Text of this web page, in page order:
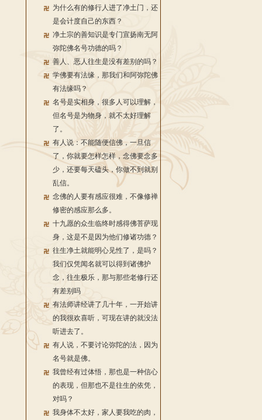
为什么有的修行人进了净土门，还
是会计度自己的东西？
净土宗的善知识是专门宣扬南无阿
弥陀佛名号功德的吗？
善人、恶人往生是没有差别的吗？
学佛要有法缘，那我们和阿弥陀佛
有法缘吗？
名号是实相身，很多人可以理解，
但名号是为物身，就不太好理解
了。
有人说：不能随便信佛，一旦信
了，你就要怎样怎样，念佛要念多
少，还要每天磕头，你做不到就别
乱信。
念佛的人要有感应很难，不像修禅
修密的感应那么多。
十九愿的众生临终时感得佛菩萨现
身，这是不是因为他们修诸功德？
往生净土就能明心见性了，是吗？
我们仅凭闻名就可以得到诸佛护
念，往生极乐，那与那些老修行还
有差别吗
有法师讲经讲了几十年，一开始讲
的我很欢喜听，可现在讲的就没法
听进去了。
有人说，不要讨论弥陀的法，因为
名号就是佛。
我曾经有过体悟，那也是一种信心
的表现，但那也不是往生的依凭，
对吗？
我身体不太好，家人要我吃的肉，